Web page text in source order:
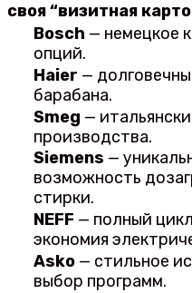
своя “визитная
Bosch — немецкое
опций.
Haier —
барабана.
Smeg —
производства.
Siemens —
возможность
стирки.
NEFF — полный
экономия
Asko— стильное
выбор программ.